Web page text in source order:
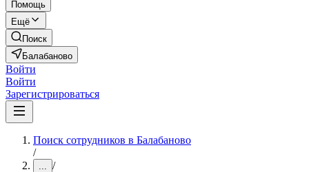
Помощь
Ещё
Поиск
Балабаново
Войти
Войти
Зарегистрироваться
Поиск сотрудников в Балабаново
/
... /